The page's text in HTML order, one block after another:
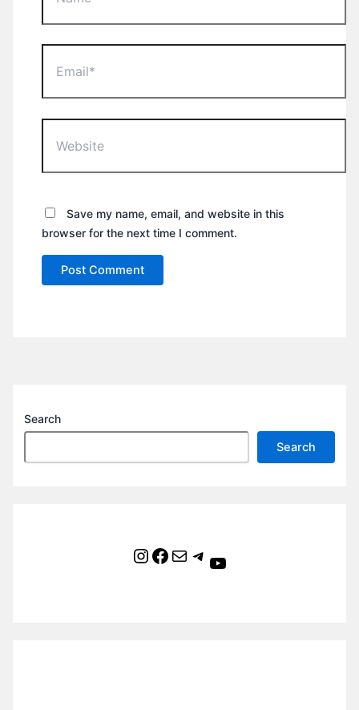
Save my name, email, and website in this
browser for the next time I comment.
Search
Search
Instagram Facebook Mail Telegram YouTube